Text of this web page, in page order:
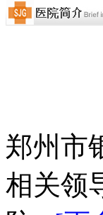
郑州市
相关领